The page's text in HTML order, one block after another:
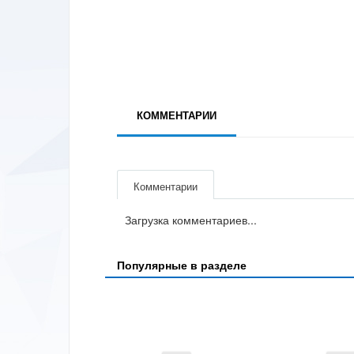
КОММЕНТАРИИ
Комментарии
Загрузка комментариев...
Популярные в разделе